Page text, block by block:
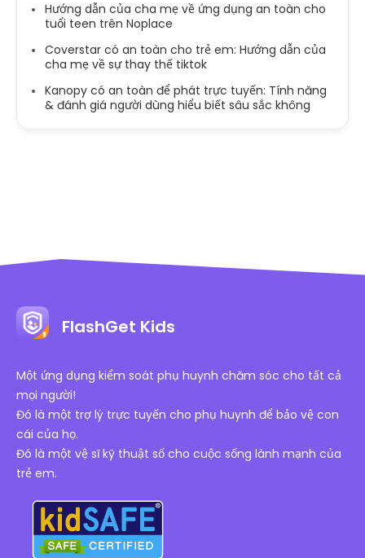
Hướng dẫn của cha mẹ về ứng dụng an toàn cho
tuổi teen trên Noplace
Coverstar có an toàn cho trẻ em: Hướng dẫn của
cha mẹ về sự thay thế tiktok
Kanopy có an toàn để phát trực tuyến: Tính năng
& đánh giá người dùng hiểu biết sâu sắc không
FlashGet Kids
Một ứng dụng kiểm soát phụ huynh chăm sóc cho tất cả
mọi người!
Đó là một trợ lý trực tuyến cho phụ huynh để bảo vệ con
cái của họ.
Đó là một vệ sĩ kỹ thuật số cho cuộc sống lành mạnh của
trẻ em.